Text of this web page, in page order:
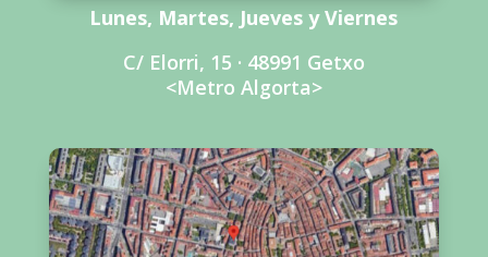
Lunes, Martes, Jueves y Viernes
C/ Elorri, 15 · 48991 Getxo
<Metro Algorta>